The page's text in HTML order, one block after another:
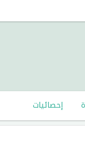
إحصائيات